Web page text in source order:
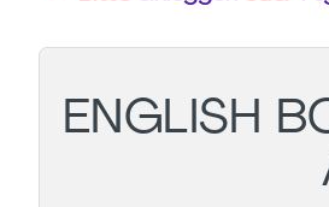
ENGLISH